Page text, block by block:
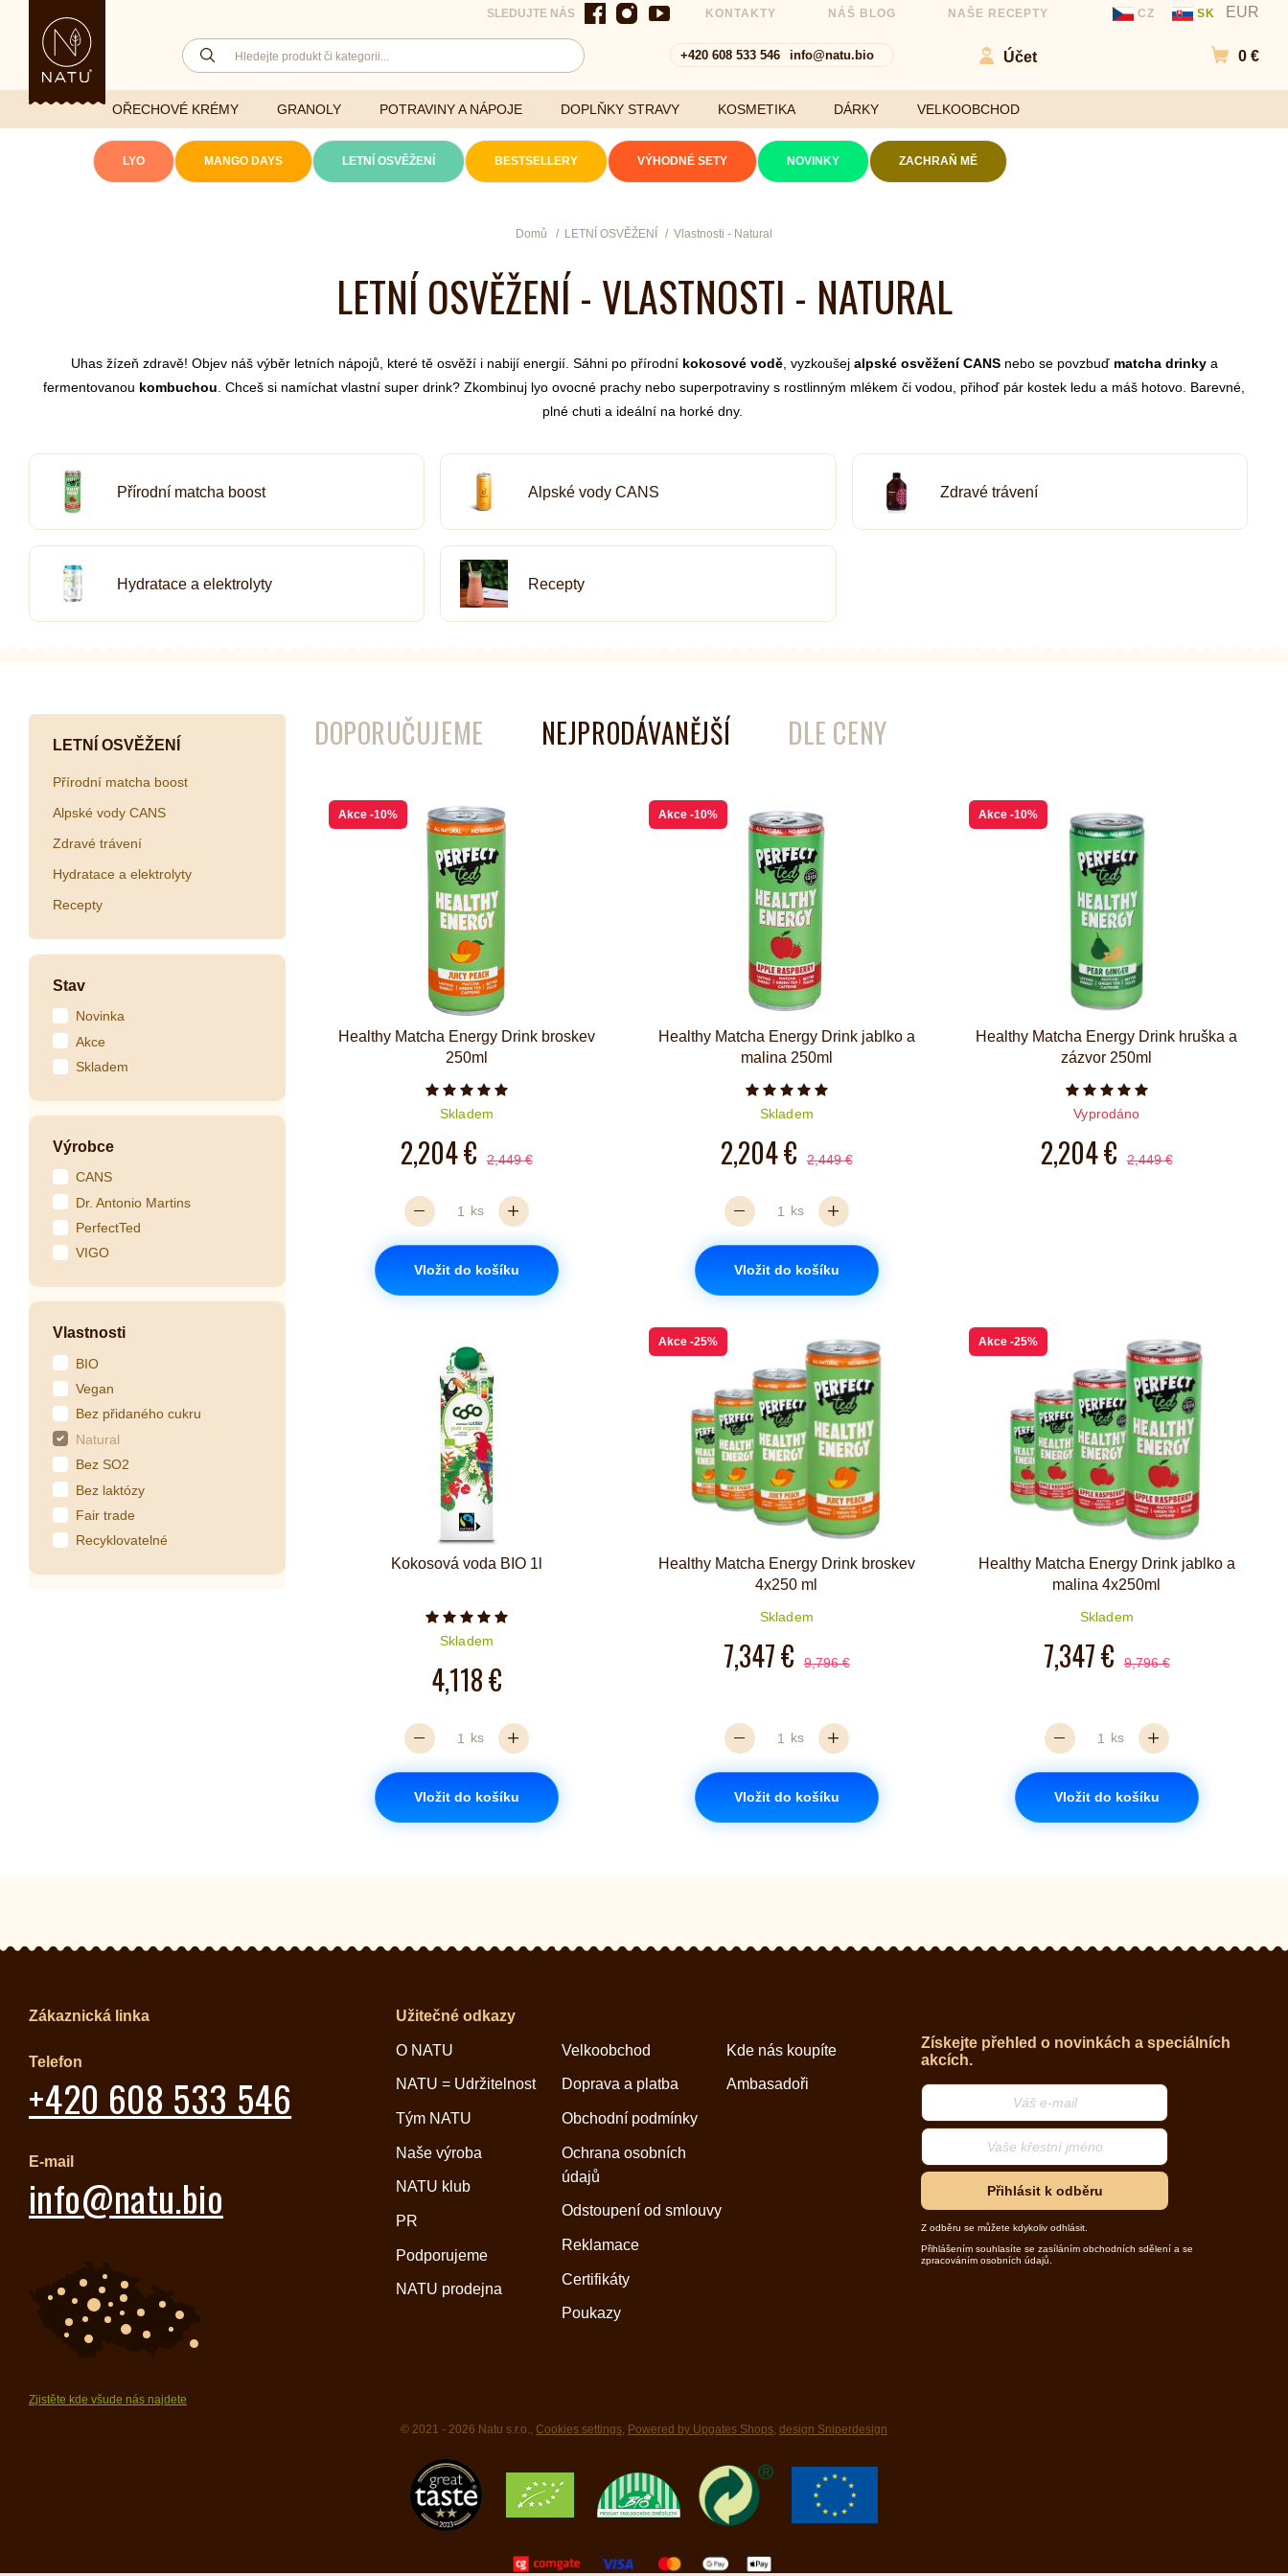
SLEDUJTE NÁS KONTAKTY NÁŠ BLOG NAŠE RECEPTY CZ SK EUR
+420 608 533 546 info@natu.bio Účet
Přejít
0 €
OŘECHOVÉ KRÉMY GRANOLY POTRAVINY A NÁPOJE
Džemy
Cereálie a vločky
ořechy
Ovocné kuličky a
Bezlepkové tyčinky
Superfood shoty
Ostatní nápoje
DOPLŇKY STRAVY
Minerály
Přírodní extrakty
KOSMETIKA DÁRKY VELKOOBCHOD
LYO MANGO DAYS LETNÍ OSVĚŽENÍ BESTSELLERY VÝHODNÉ SETY NOVINKY ZACHRAŇ MĚ
Domů LETNÍ OSVĚŽENÍ Vlastnosti - Natural
LETNÍ OSVĚŽENÍ - VLASTNOSTI - NATURAL
Uhas žízeň zdravě! Objev náš výběr letních nápojů, které tě osvěží i nabijí energií. Sáhni po přírodníkokosové vodě, vyzkoušej alpské osvěžení CANSnebo se povzbuď matcha drinkya
fermentovanou kombuchou. Chceš si namíchat vlastní super drink? Zkombinuj lyo ovocné prachy nebo superpotraviny s rostlinným mlékem či vodou, přihoď pár kostek ledu a máš hotovo. Barevné,
plné chuti a ideální na horké dny.
Přírodní matcha boost Alpské vody CANS Zdravé trávení
Hydratace a elektrolyty Recepty
LETNÍ OSVĚŽENÍ
Přírodní matcha boost
Alpské vody CANS
Zdravé trávení
Hydratace a elektrolyty
Recepty
Stav
Novinka
Akce
Skladem
Výrobce
CANS
Dr. Antonio Martins
PerfectTed
VIGO
Vlastnosti
BIO
Vegan
Bez přidaného cukru
Natural
Bez SO2
Bez laktózy
Fair trade
Recyklovatelné
DOPORUČUJEME NEJPRODÁVANĚJŠÍ DLE CENY
Akce -10%
Healthy Matcha Energy Drink broskev
250ml
Počet hvězdiček je 5 z 5
Skladem
2,204 € 2,449 €
ks
Vložit do košíku
Akce -10%
Healthy Matcha Energy Drink jablko a
malina 250ml
Počet hvězdiček je 5 z 5
Skladem
2,204 € 2,449 €
ks
Vložit do košíku
Akce -10%
Healthy Matcha Energy Drink hruška a
zázvor 250ml
Počet hvězdiček je 5 z 5
Vyprodáno
2,204 € 2,449 €
Kokosová voda BIO 1l
Počet hvězdiček je 5 z 5
Skladem
4,118 €
ks
Vložit do košíku
Akce -25%
Healthy Matcha Energy Drink broskev
4x250 ml
Skladem
7,347 € 9,796 €
ks
Vložit do košíku
Akce -25%
Healthy Matcha Energy Drink jablko a
malina 4x250ml
Skladem
7,347 € 9,796 €
ks
Vložit do košíku
Zákaznická linka
Telefon
+420 608 533 546
E-mail
info@natu.bio
Zjistěte kde všude nás najdete
Užitečné odkazy
O NATU
NATU = Udržitelnost
Tým NATU
Naše výroba
NATU klub
PR
Podporujeme
NATU prodejna
Velkoobchod
Doprava a platba
Obchodní podmínky
Ochrana osobních
údajů
Odstoupení od smlouvy
Reklamace
Certifikáty
Poukazy
Kde nás koupíte
Ambasadoři
Získejte přehled o novinkách a speciálních
akcích.
Přihlásit k odběru
Z odběru se můžete kdykoliv odhlásit.
Přihlášením souhlasíte se zasíláním obchodních sdělení a se
zpracováním osobních údajů.
© 2021 - 2026 Natu s.r.o., Cookies settings Powered by Upgates Shops design Sniperdesign